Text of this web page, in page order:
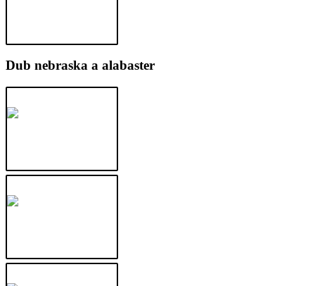
Dub nebraska a alabaster